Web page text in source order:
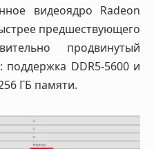
видеоядро Radeon
предшествующего
продвинутый
поддержка DDR5-5600 и
ГБ памяти.